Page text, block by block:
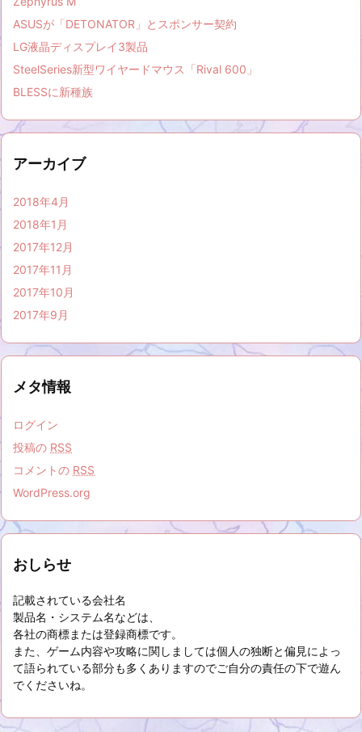
ASUSが「DETONATOR」とスポンサー契約
LG液晶ディスプレイ3製品
SteelSeries新型ワイヤードマウス「Rival 600」
BLESSに新種族
アーカイブ
2018年4月
2018年1月
2017年12月
2017年11月
2017年10月
2017年9月
メタ情報
ログイン
投稿の RSS
コメントの RSS
WordPress.org
おしらせ
記載されている会社名
製品名・システム名などは、
各社の商標または登録商標です。
また、ゲーム内容や攻略に関しましては個人の独断と偏見によっ
て語られている部分も多くありますのでご自分の責任の下で遊ん
でくださいね。